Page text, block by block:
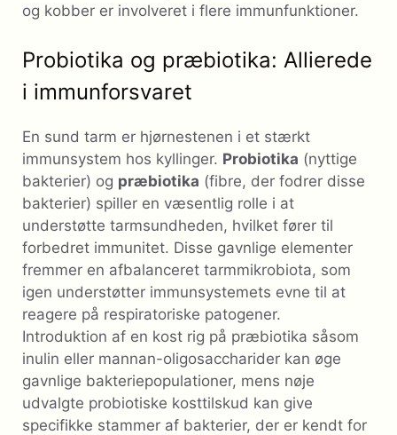
og kobber er involveret i flere immunfunktioner.
Probiotika og præbiotika: Allierede
i immunforsvaret
En sund tarm er hjørnestenen i et stærkt
immunsystem hos kyllinger. Probiotika (nyttige
bakterier) og præbiotika (fibre, der fodrer disse
bakterier) spiller en væsentlig rolle i at
understøtte tarmsundheden, hvilket fører til
forbedret immunitet. Disse gavnlige elementer
fremmer en afbalanceret tarmmikrobiota, som
igen understøtter immunsystemets evne til at
reagere på respiratoriske patogener.
Introduktion af en kost rig på præbiotika såsom
inulin eller mannan-oligosaccharider kan øge
gavnlige bakteriepopulationer, mens nøje
udvalgte probiotiske kosttilskud kan give
specifikke stammer af bakterier, der er kendt for